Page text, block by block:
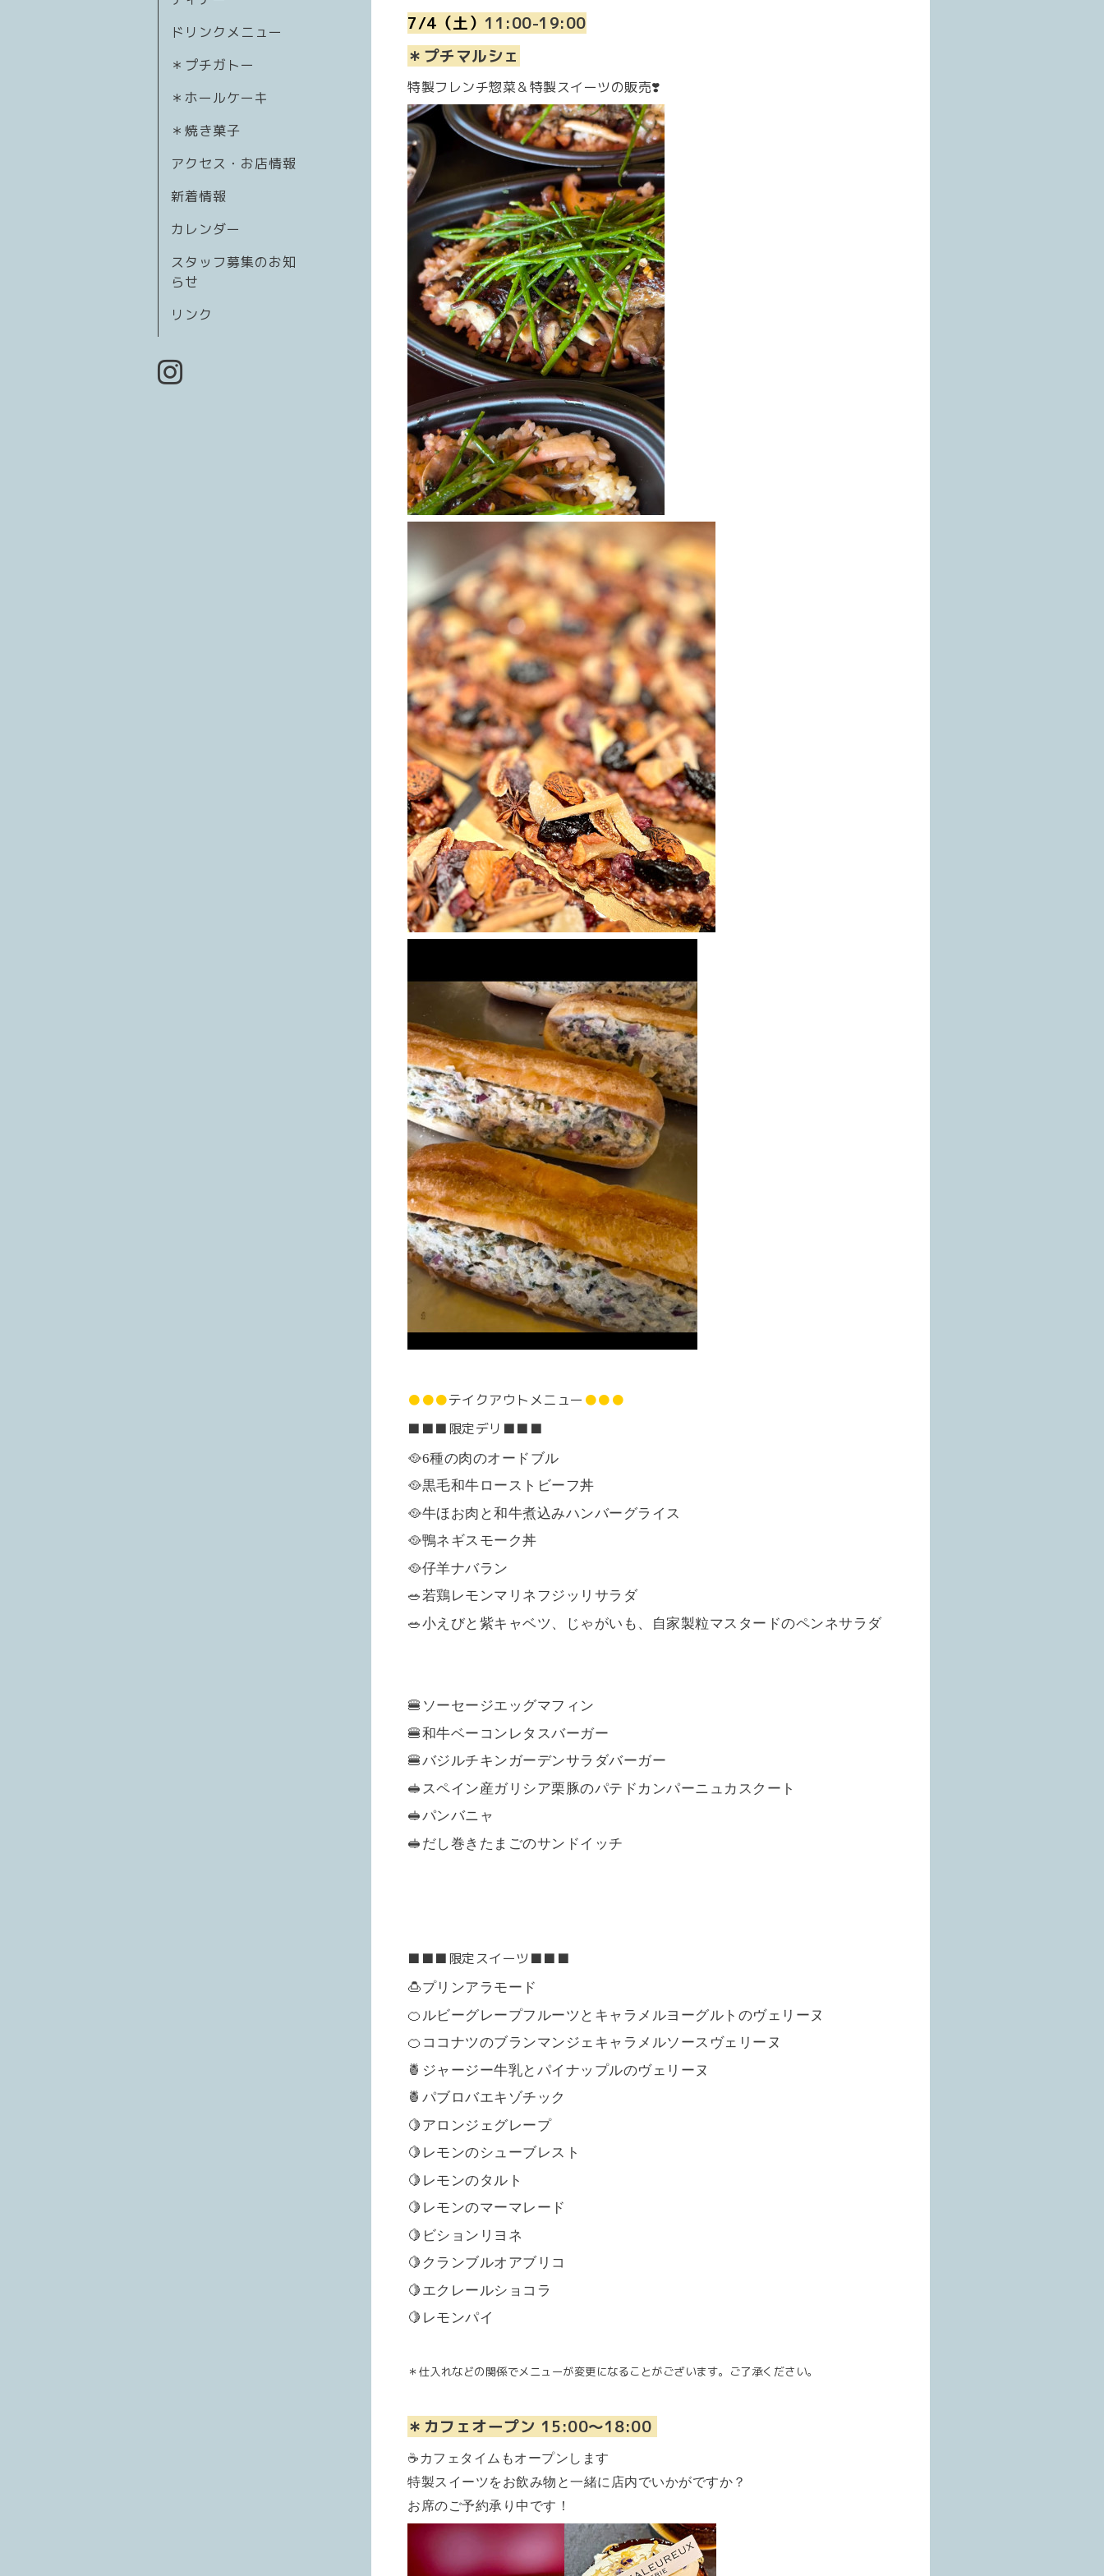
ドリンクメニュー
＊プチガトー
＊ホールケーキ
＊焼き菓子
アクセス・お店情報
新着情報
カレンダー
スタッフ募集のお知
らせ
リンク
7/4（土） 11:00-19:00
＊プチマルシェ
特製フレンチ惣菜＆特製スイーツの販売❣️
●●●テイクアウトメニュー ●●●
■■■限定デリ■■■
🥘6種の肉のオードブル
🥘黒毛和牛ローストビーフ丼
🥘牛ほお肉と和牛煮込みハンバーグライス
🥘鴨ネギスモーク丼
🥘仔羊ナバラン
🥗若鶏レモンマリネフジッリサラダ
🥗小えびと紫キャベツ、じゃがいも、自家製粒マスタードのペンネサラダ
🍔ソーセージエッグマフィン
🍔和牛ベーコンレタスバーガー
🍔バジルチキンガーデンサラダバーガー
🥪スペイン産ガリシア栗豚のパテドカンパーニュカスクート
🥪パンバニャ
🥪だし巻きたまごのサンドイッチ
■■■限定スイーツ■■■
🍮プリンアラモード
🍊ルビーグレープフルーツとキャラメルヨーグルトのヴェリーヌ
🍊ココナツのブランマンジェキャラメルソースヴェリーヌ
🍍ジャージー牛乳とパイナップルのヴェリーヌ
🍍パブロバエキゾチック
🍋アロンジェグレープ
🍋レモンのシューブレスト
🍋レモンのタルト
🍋レモンのマーマレード
🍋ビションリヨネ
🍋クランブルオアブリコ
🍋エクレールショコラ
🍋レモンパイ
＊仕入れなどの関係でメニューが変更になることがございます。ご了承ください。
＊カフェオープン 15:00〜18:00
☕️ カフェタイムもオープンします
特製スイーツをお飲み物と一緒に店内でいかがですか？
お席のご予約承り中です！